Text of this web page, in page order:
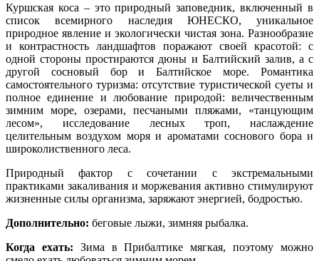
Куршская коса – это природный заповедник, включенный в
список всемирного наследия ЮНЕСКО, уникальное
природное явление и экологически чистая зона. Разнообразие
и контрастность ландшафтов поражают своей красотой: с
одной стороны простираются дюны и Балтийский залив, а с
другой сосновый бор и Балтийское море. Романтика
самостоятельного туризма: отсутствие туристической суеты и
полное единение и любование природой: величественным
зимним море, озерами, песчаными пляжами, «танцующим
лесом», исследование лесных троп, наслаждение
целительным воздухом моря и ароматами соснового бора и
широколиственного леса.
Природный фактор с сочетании с экстремальными
практиками закаливания и моржевания активно стимулируют
жизненные силы организма, заряжают энергией, бодростью.
Дополнительно: беговые лыжи, зимняя рыбалка.
Когда ехать: Зима в Прибалтике мягкая, поэтому можно